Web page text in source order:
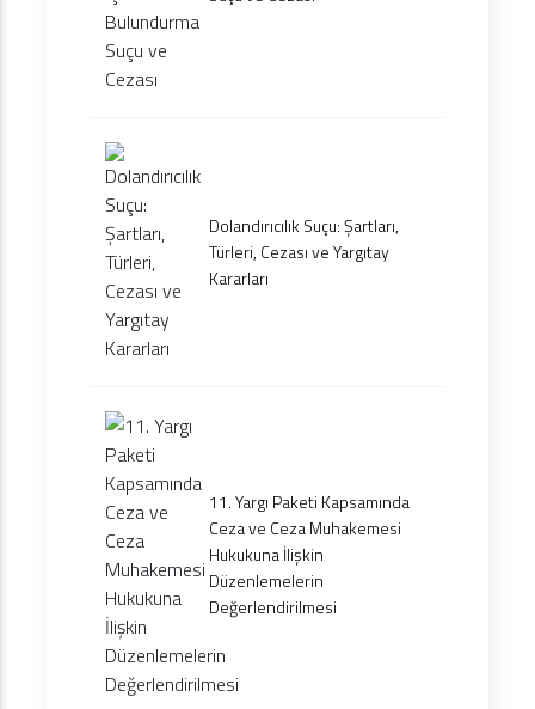
Dolandırıcılık Suçu: Şartları,
Türleri, Cezası ve Yargıtay
Kararları
11. Yargı Paketi Kapsamında
Ceza ve Ceza Muhakemesi
Hukukuna İlişkin
Düzenlemelerin
Değerlendirilmesi